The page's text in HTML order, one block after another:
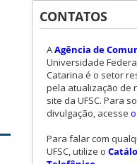
CONTATOS
AAgência de
Universidade
Catarina é o setor
pela atualização de
site da UFSC. Para
divulgação, acesse
Para falar com
UFSC, utilize o